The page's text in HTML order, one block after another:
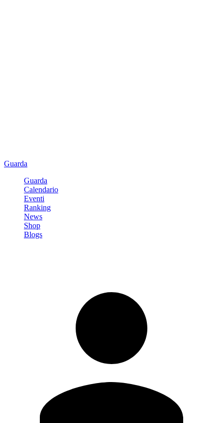
Guarda
Guarda
Calendario
Eventi
Ranking
News
Shop
Blogs